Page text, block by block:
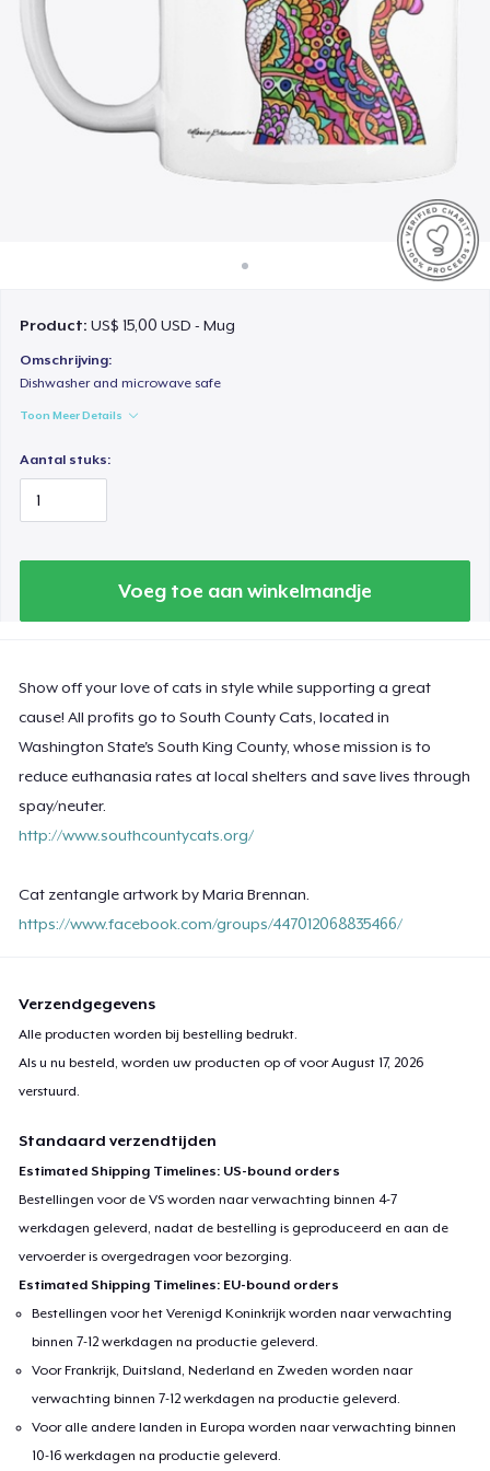
Verkoop overal
Verkoop alles
Product:US$ 15,00 USD - Mug
Omschrijving:
Dishwasher and microwave safe
Toon Meer Details
Aantal stuks:
Voeg toe aan winkelmandje
Show off your love of cats in style while supporting a great
cause! All profits go to South County Cats, located in
Washington State's South King County, whose mission is to
reduce euthanasia rates at local shelters and save lives through
spay/neuter.
http://www.southcountycats.org/
Cat zentangle artwork by Maria Brennan.
https://www.facebook.com/groups/447012068835466/
Verzendgegevens
Alle producten worden bij bestelling bedrukt.
Als u nu besteld, worden uw producten op of voorAugust 17, 2026
verstuurd.
Standaard verzendtijden
Estimated Shipping Timelines: US-bound orders
Bestellingen voor de VS worden naar verwachting binnen 4-7
werkdagen geleverd, nadat de bestelling is geproduceerd en aan de
vervoerder is overgedragen voor bezorging.
Estimated Shipping Timelines: EU-bound orders
Bestellingen voor het Verenigd Koninkrijk worden naar verwachting
binnen 7-12 werkdagen na productie geleverd.
Voor Frankrijk, Duitsland, Nederland en Zweden worden naar
verwachting binnen 7-12 werkdagen na productie geleverd.
Voor alle andere landen in Europa worden naar verwachting binnen
10-16 werkdagen na productie geleverd.